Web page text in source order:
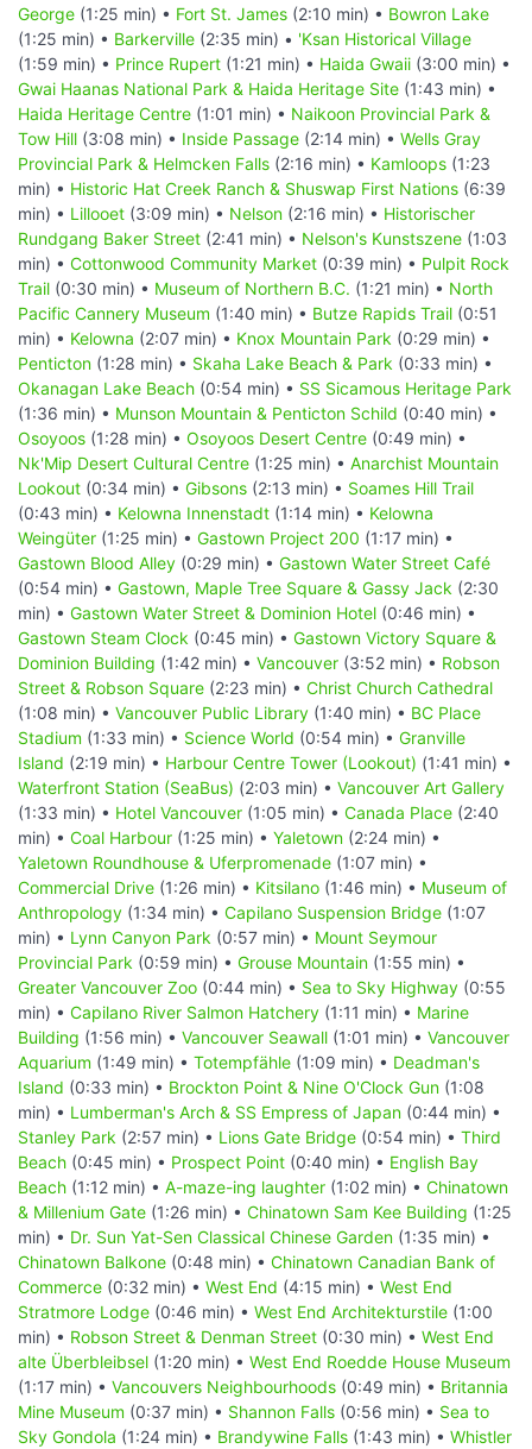
George (1:25 min) • Fort St. James (2:10 min) • Bowron Lake
(1:25 min) • Barkerville (2:35 min) • 'Ksan Historical Village
(1:59 min) • Prince Rupert (1:21 min) • Haida Gwaii (3:00 min) •
Gwai Haanas National Park & Haida Heritage Site (1:43 min) •
Haida Heritage Centre (1:01 min) • Naikoon Provincial Park &
Tow Hill (3:08 min) • Inside Passage (2:14 min) • Wells Gray
Provincial Park & Helmcken Falls (2:16 min) • Kamloops (1:23
min) • Historic Hat Creek Ranch & Shuswap First Nations (6:39
min) • Lillooet (3:09 min) • Nelson (2:16 min) • Historischer
Rundgang Baker Street (2:41 min) • Nelson's Kunstszene (1:03
min) • Cottonwood Community Market (0:39 min) • Pulpit Rock
Trail (0:30 min) • Museum of Northern B.C. (1:21 min) • North
Pacific Cannery Museum (1:40 min) • Butze Rapids Trail (0:51
min) • Kelowna (2:07 min) • Knox Mountain Park (0:29 min) •
Penticton (1:28 min) • Skaha Lake Beach & Park (0:33 min) •
Okanagan Lake Beach (0:54 min) • SS Sicamous Heritage Park
(1:36 min) • Munson Mountain & Penticton Schild (0:40 min) •
Osoyoos (1:28 min) • Osoyoos Desert Centre (0:49 min) •
Nk'Mip Desert Cultural Centre (1:25 min) • Anarchist Mountain
Lookout (0:34 min) • Gibsons (2:13 min) • Soames Hill Trail
(0:43 min) • Kelowna Innenstadt (1:14 min) • Kelowna
Weingüter (1:25 min) • Gastown Project 200 (1:17 min) •
Gastown Blood Alley (0:29 min) • Gastown Water Street Café
(0:54 min) • Gastown, Maple Tree Square & Gassy Jack (2:30
min) • Gastown Water Street & Dominion Hotel (0:46 min) •
Gastown Steam Clock (0:45 min) • Gastown Victory Square &
Dominion Building (1:42 min) • Vancouver (3:52 min) • Robson
Street & Robson Square (2:23 min) • Christ Church Cathedral
(1:08 min) • Vancouver Public Library (1:40 min) • BC Place
Stadium (1:33 min) • Science World (0:54 min) • Granville
Island (2:19 min) • Harbour Centre Tower (Lookout) (1:41 min) •
Waterfront Station (SeaBus) (2:03 min) • Vancouver Art Gallery
(1:33 min) • Hotel Vancouver (1:05 min) • Canada Place (2:40
min) • Coal Harbour (1:25 min) • Yaletown (2:24 min) •
Yaletown Roundhouse & Uferpromenade (1:07 min) •
Commercial Drive (1:26 min) • Kitsilano (1:46 min) • Museum of
Anthropology (1:34 min) • Capilano Suspension Bridge (1:07
min) • Lynn Canyon Park (0:57 min) • Mount Seymour
Provincial Park (0:59 min) • Grouse Mountain (1:55 min) •
Greater Vancouver Zoo (0:44 min) • Sea to Sky Highway (0:55
min) • Capilano River Salmon Hatchery (1:11 min) • Marine
Building (1:56 min) • Vancouver Seawall (1:01 min) • Vancouver
Aquarium (1:49 min) • Totempfähle (1:09 min) • Deadman's
Island (0:33 min) • Brockton Point & Nine O'Clock Gun (1:08
min) • Lumberman's Arch & SS Empress of Japan (0:44 min) •
Stanley Park (2:57 min) • Lions Gate Bridge (0:54 min) • Third
Beach (0:45 min) • Prospect Point (0:40 min) • English Bay
Beach (1:12 min) • A-maze-ing laughter (1:02 min) • Chinatown
& Millenium Gate (1:26 min) • Chinatown Sam Kee Building (1:25
min) • Dr. Sun Yat-Sen Classical Chinese Garden (1:35 min) •
Chinatown Balkone (0:48 min) • Chinatown Canadian Bank of
Commerce (0:32 min) • West End (4:15 min) • West End
Stratmore Lodge (0:46 min) • West End Architekturstile (1:00
min) • Robson Street & Denman Street (0:30 min) • West End
alte Überbleibsel (1:20 min) • West End Roedde House Museum
(1:17 min) • Vancouvers Neighbourhoods (0:49 min) • Britannia
Mine Museum (0:37 min) • Shannon Falls (0:56 min) • Sea to
Sky Gondola (1:24 min) • Brandywine Falls (1:43 min) • Whistler